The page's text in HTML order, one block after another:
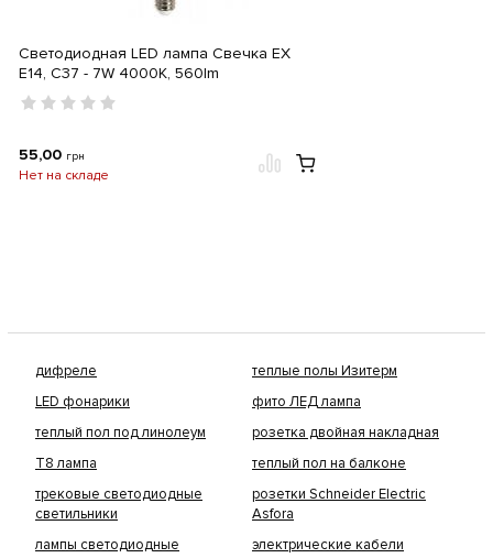
Светодиодная LED лампа Свечка ЕХ
E14, C37 - 7W 4000K, 560lm
55,00 грн
Нет на складе
дифреле
теплые полы Изитерм
LED фонарики
фито ЛЕД лампа
теплый пол под линолеум
розетка двойная накладная
Т8 лампа
теплый пол на балконе
трековые светодиодные
светильники
розетки Schneider Electric
Asfora
лампы светодиодные
электрические кабели